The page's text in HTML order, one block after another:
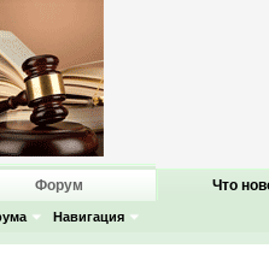
Форум
Навигация
Что